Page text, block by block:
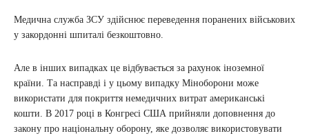
Медична служба ЗСУ здійснює переведення поранених військових
у закордонні шпиталі безкоштовно.
Але в інших випадках це відбувається за рахунок іноземної
країни. Та насправді і у цьому випадку Міноборони може
використати для покриття немедичних витрат американські
кошти. В 2017 році в Конгресі США прийняли доповнення до
закону про національну оборону, яке дозволяє використовувати